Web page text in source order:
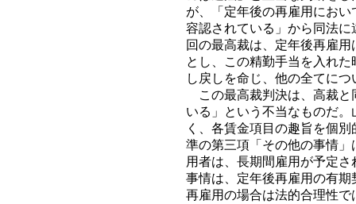
が、「定年後の再雇用にお
容認されている」から同法
回の最高裁は、定年後再雇
とし、この精勤手当を入れ
し戻しを命じ、他の全てに
この最高裁判決は、高裁と
いる」という不当なものだ
く、各賃金項目の趣旨を個
準の第三項「その他の事情
用者は、長期間雇用が予定
事情は、定年後再雇用の有
再雇用の場合は法的合理性